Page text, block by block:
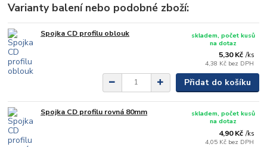
Varianty balení nebo podobné zboží:
Spojka CD profilu oblouk
5,30 Kč /ks
4,38 Kč bez DPH
skladem, počet kusů
na dotaz
Přidat do košíku
Spojka CD profilu rovná 80mm
4,90 Kč /ks
4,05 Kč bez DPH
skladem, počet kusů
na dotaz